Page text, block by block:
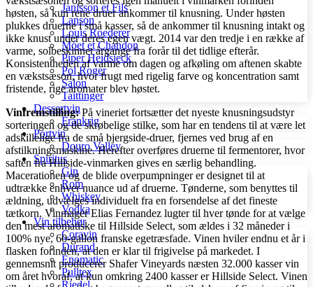
Janisson et Fils
Lanson
Louis Roederer
Móet et Chandon
Piper Heidsieck
Pol Roger
Salon
Taittinger
Dessertvin
Frankrig
Portvin
Douro Valley
Spiritus
Gin
Rom
Whiskey
Vodka
Vin tilbehør
Coravin
Durand
Enomatic
Pulltex
høsten, så kun rene druer ankommer til knusning. Under høsten
plukkes druerne i små kasser, så de ankommer til knusning intakt og
ikke knust under deres egen vægt. 2014 var den tredje i en række af
varme, solbeskinnet årgange fra forår til det tidlige efterår.
Konsistentheden af varme om dagen og afkøling om aftenen skabte
en vækstsæson, hvor frugt med rigelig farve og koncentration samt
fristende, rige aromater blev høstet.
Vinfremstilling:På vineriet fortsætter det nyeste knusningsudstyr
sorteringen og de skrøbelige stilke, som har en tendens til at være let
adskillelige fra de små bjergside-druer, fjernes ved brug af en
afstilkningsmaskine. Herefter overføres druerne til fermentorer, hvor
saften fra Hillside-vinmarken gives en særlig behandling.
Macerationen og de blide overpumpninger er designet til at
udtrække enhver nuance ud af druerne. Tønderne, som benyttes til
ældning, udvælges individuelt fra en forsendelse af det fineste
tætkorn. Vinmager Elias Fernandez lugter til hver tønde for at vælge
den mest aromatiske til Hillside Select, som ældes i 32 måneder i
100% nye, 60-gallon franske egetræsfade. Vinen hviler endnu et år i
flasken forinden, at den er klar til frigivelse på markedet. I
gennemsnit producerer Shafer Vineyards næsten 32.000 kasser vin
om året hvoraf, at kun omkring 2400 kasser er Hillside Select. Vinen